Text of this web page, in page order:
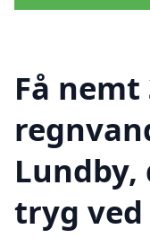
Få
tryg ved